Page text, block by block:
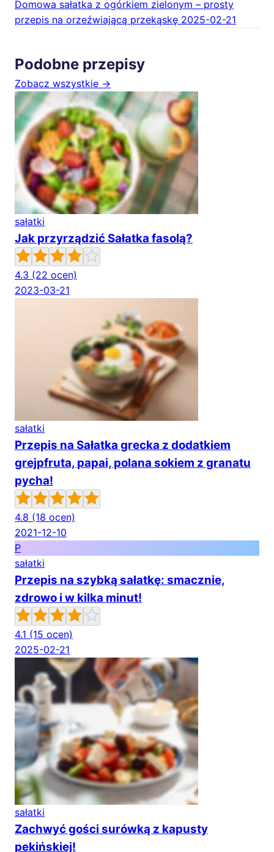
Domowa sałatka z ogórkiem zielonym – prosty
przepis na orzeźwiającą przekąskę 2025-02-21
Podobne przepisy
Zobacz wszystkie →
sałatki
Jak przyrządzić Sałatka fasolą?
4.3 (22 ocen)
2023-03-21
sałatki
Przepis na Sałatka grecka z dodatkiem
grejpfruta, papai, polana sokiem z granatu
pycha!
4.8 (18 ocen)
2021-12-10
P
sałatki
Przepis na szybką sałatkę: smacznie,
zdrowo i w kilka minut!
4.1 (15 ocen)
2025-02-21
sałatki
Zachwyć gości surówką z kapusty
pekińskiej!